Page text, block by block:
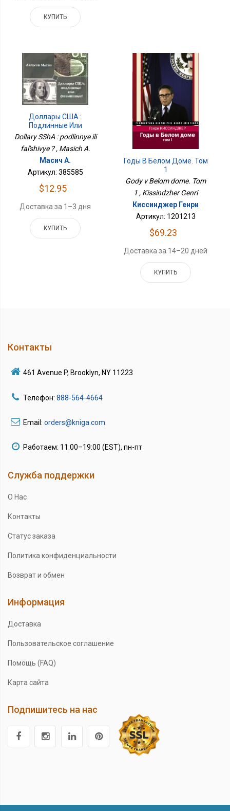
КУПИТЬ
Доллары США :
Подлинные Или
Фальшивые ?
Dollary SShA : podlinnye ili
fal'shivye ? , Masich A.
Масич А.
Артикул: 385585
$12.95
Доставка за 1–3 дня
КУПИТЬ
Годы В Белом Доме. Том
1
Gody v Belom dome. Tom
1 , Kissindzher Genri
Киссинджер Генри
Артикул: 1201213
$69.23
Доставка за 14–20 дней
КУПИТЬ
Контакты
461 Avenue P, Brooklyn, NY 11223
Телефон: 888-564-4664
Email: orders@kniga.com
Работаем: 11:00–19:00 (EST), пн-пт
Служба поддержки
О Нас
Контакты
Статус заказа
Политика конфиденциальности
Возврат и обмен
Информация
Доставка
Пользовательское соглашение
Помощь (FAQ)
Карта сайта
Подпишитесь на нас